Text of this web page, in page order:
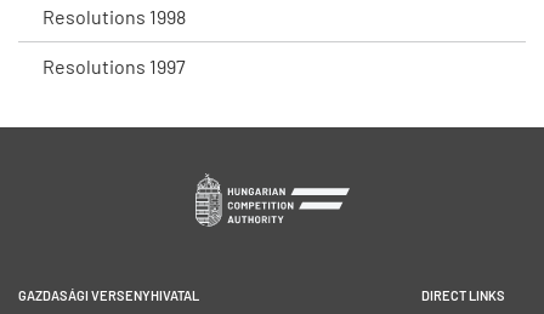
Resolutions 1998
Resolutions 1997
GAZDASÁGI VERSENYHIVATAL DIRECT LINKS